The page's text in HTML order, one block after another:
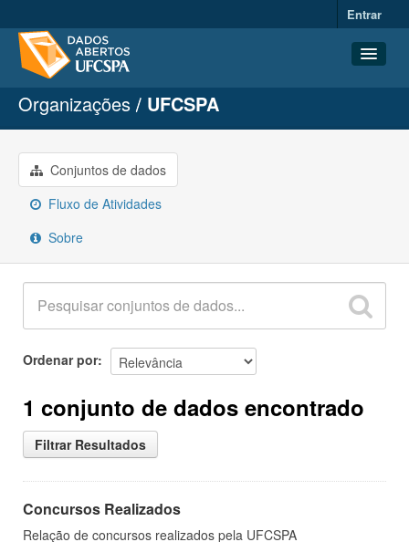
Entrar
Conjuntos de dados
Organizações
Grupos
Sobre
Organizações UFCSPA
Conjuntos de dados
Fluxo de Atividades
Sobre
Ordenar por
1 conjunto de dados encontrado
Filtrar Resultados
Concursos Realizados
Relação de concursos realizados pela UFCSPA